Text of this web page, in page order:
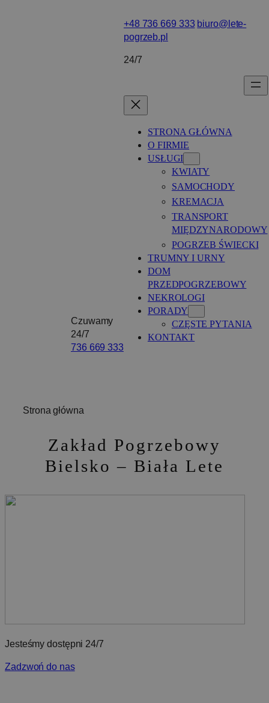
Czuwamy
24/7
736 669 333
+48 736 669 333 biuro@lete-
pogrzeb.pl
24/7
STRONA GŁÓWNA
O FIRMIE
USŁUGI
KWIATY
SAMOCHODY
KREMACJA
TRANSPORT
MIĘDZYNARODOWY
POGRZEB ŚWIECKI
TRUMNY I URNY
DOM
PRZEDPOGRZEBOWY
NEKROLOGI
PORADY
CZĘSTE PYTANIA
KONTAKT
Strona główna
Zakład Pogrzebowy
Bielsko – Biała Lete
Jesteśmy dostępni 24/7
Zadzwoń do nas